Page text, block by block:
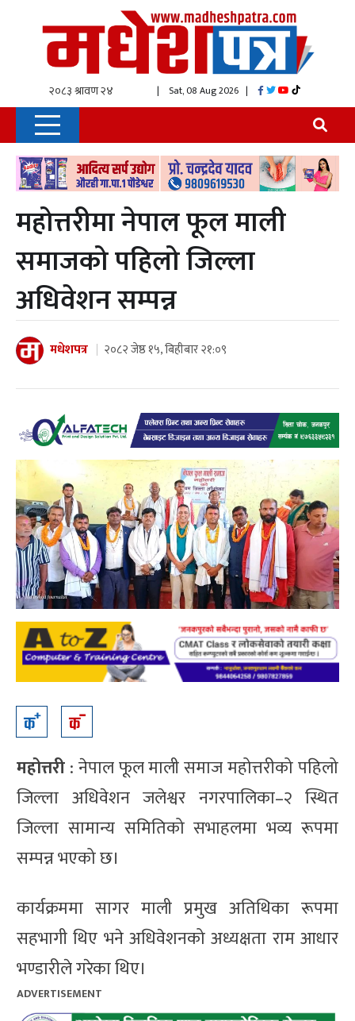
| Sat, 08 Aug 2026 |
महोत्तरीमा नेपाल फूल माली
समाजको पहिलो जिल्ला
अधिवेशन सम्पन्न
मधेशपत्र २०८२ जेष्ठ १५, बिहीबार २१:०९
महोत्तरी: नेपाल फूल माली समाज महोत्तरीको पहिलो
जिल्ला अधिवेशन जलेश्वर नगरपालिका–२ स्थित
जिल्ला सामान्य समितिको सभाहलमा भव्य रूपमा
सम्पन्न भएको छ।
कार्यक्रममा सागर माली प्रमुख अतिथिका रूपमा
सहभागी थिए भने अधिवेशनको अध्यक्षता राम आधार
भण्डारीले गरेका थिए।
ADVERTISEMENT